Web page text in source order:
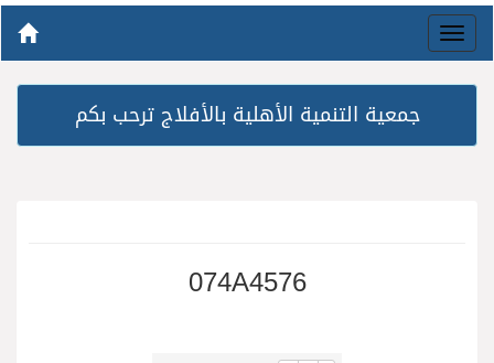
جمعية التنمية الأهلية بالأفلاج ترحب بكم
074A4576